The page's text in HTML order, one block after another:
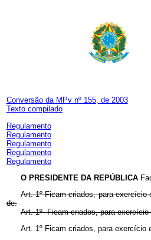
Conversão da MPv nº 155, de 2003
Texto compilado
Regulamento
Regulamento
Regulamento
Regulamento
Regulamento
O PRESIDENTE DA REPÚBLICA
Art. 1º Ficam criados, para exercício
de:
Art. 1º Ficam criados, para
Art. 1º Ficam criados, para